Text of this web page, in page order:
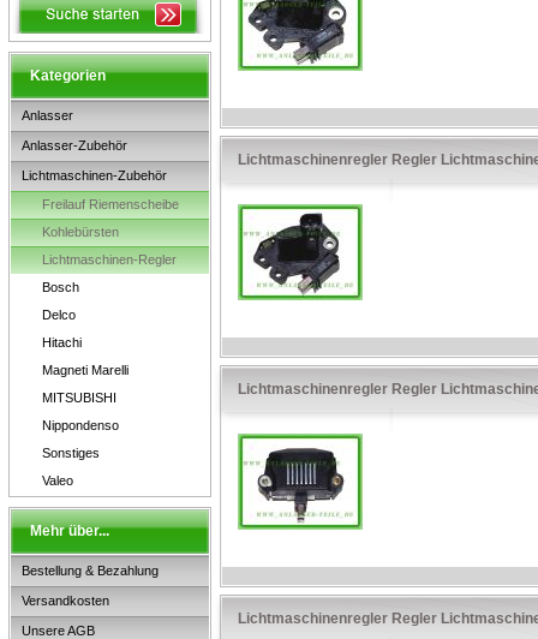
Kategorien
Anlasser
Anlasser-Zubehör
Lichtmaschinen-Zubehör
Freilauf Riemenscheibe
Kohlebürsten
Lichtmaschinen-Regler
Bosch
Delco
Hitachi
Magneti Marelli
MITSUBISHI
Nippondenso
Sonstiges
Valeo
Mehr über...
Bestellung & Bezahlung
Versandkosten
Unsere AGB
Lichtmaschinenregler Regler
Lichtmaschinenregler Regler
Lichtmaschinenregler Regler